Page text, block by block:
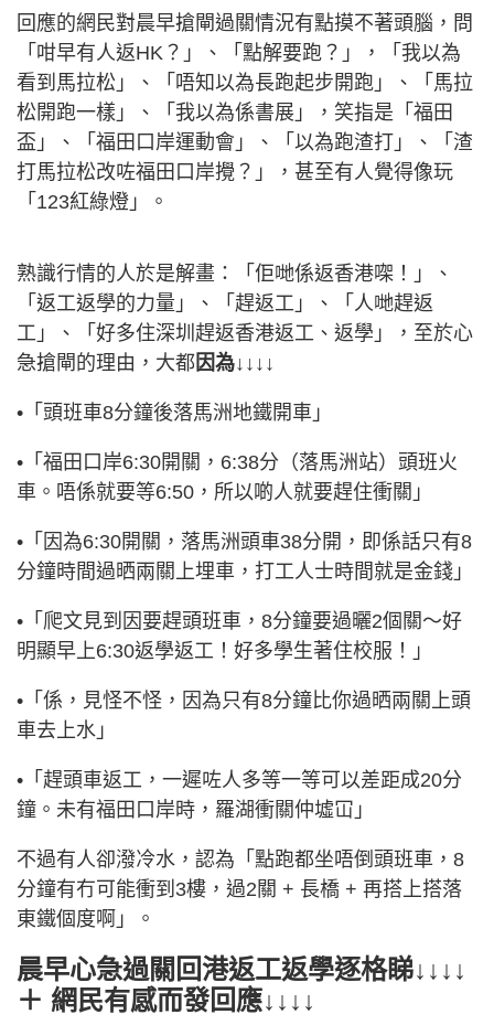
回應的網民對晨早搶閘過關情況有點摸不著頭腦，問
「咁早有人返HK？」、「點解要跑？」，「我以為
看到馬拉松」、「唔知以為長跑起步開跑」、「馬拉
松開跑一樣」、「我以為係書展」，笑指是「福田
盃」、「福田口岸運動會」、「以為跑渣打」、「渣
打馬拉松改咗福田口岸攪？」，甚至有人覺得像玩
「123紅綠燈」。
熟識行情的人於是解畫：「佢哋係返香港㗎！」、
「返工返學的力量」、「趕返工」、「人哋趕返
工」、「好多住深圳趕返香港返工、返學」，至於心
急搶閘的理由，大都 因為↓↓↓↓
•「頭班車8分鐘後落馬洲地鐵開車」
•「福田口岸6:30開關，6:38分（落馬洲站）頭班火
車。唔係就要等6:50，所以啲人就要趕住衝關」
•「因為6:30開關，落馬洲頭車38分開，即係話只有8
分鐘時間過晒兩關上埋車，打工人士時間就是金錢」
•「爬文見到因要趕頭班車，8分鐘要過曬2個關～好
明顯早上6:30返學返工！好多學生著住校服！」
•「係，見怪不怪，因為只有8分鐘比你過晒兩關上頭
車去上水」
•「趕頭車返工，一遲咗人多等一等可以差距成20分
鐘。未有福田口岸時，羅湖衝關仲墟冚」
不過有人卻潑冷水，認為「點跑都坐唔倒頭班車，8
分鐘有冇可能衝到3樓，過2關 + 長橋 + 再搭上搭落
東鐵個度啊」。
晨早心急過關回港返工返學逐格睇↓↓↓↓
＋ 網民有感而發回應↓↓↓↓